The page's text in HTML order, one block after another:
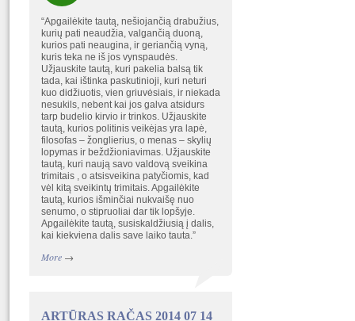
“Apgailėkite tautą, nešiojančią drabužius,
kurių pati neaudžia, valgančią duoną,
kurios pati neaugina, ir geriančią vyną,
kuris teka ne iš jos vynspaudės.
Užjauskite tautą, kuri pakelia balsą tik
tada, kai ištinka paskutinioji, kuri neturi
kuo didžiuotis, vien griuvėsiais, ir niekada
nesukils, nebent kai jos galva atsidurs
tarp budelio kirvio ir trinkos. Užjauskite
tautą, kurios politinis veikėjas yra lapė,
filosofas – žonglierius, o menas – skylių
lopymas ir beždžioniavimas. Užjauskite
tautą, kuri naują savo valdovą sveikina
trimitais , o atsisveikina patyčiomis, kad
vėl kitą sveikintų trimitais. Apgailėkite
tautą, kurios išminčiai nukvaišę nuo
senumo, o stipruoliai dar tik lopšyje.
Apgailėkite tautą, susiskaldžiusią į dalis,
kai kiekviena dalis save laiko tauta.”
More→
ARTŪRAS RAČAS 2014 07 14